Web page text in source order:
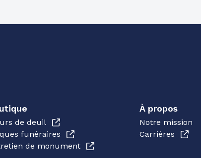
de deuil
funéraires
de monument
À propos
Notre mission
Carrières